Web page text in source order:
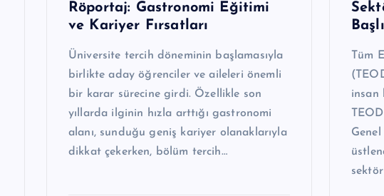
Röportaj: Gastronomi Eğitimi
ve Kariyer Fırsatları
Üniversite tercih döneminin başlamasıyla
birlikte aday öğrenciler ve aileleri önemli
bir karar sürecine girdi. Özellikle son
yıllarda ilginin hızla arttığı gastronomi
alanı, sunduğu geniş kariyer olanaklarıyla
dikkat çekerken, bölüm tercih…
Tüm
insan